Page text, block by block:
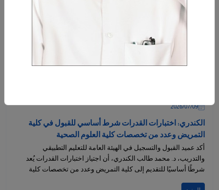
09‏/07‏/2026
الكندري: اختبارات القدرات شرط أساسي للقبول في كلية
التمريض وعدد من تخصصات كلية العلوم الصحية
أكد عميد القبول والتسجيل في الهيئة العامة للتعليم التطبيقي
والتدريب، د. محمد طالب الكندري، أن اجتياز اختبارات القدرات يُعد
شرطًا أساسيًا للتقديم إلى كلية التمريض وعدد من تخصصات كلية